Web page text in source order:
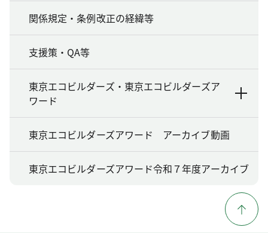
関係規定・条例改正の経緯等
支援策・QA等
東京エコビルダーズ・東京エコビルダーズア
ワード
東京エコビルダーズアワード アーカイブ動画
東京エコビルダーズアワード令和７年度アーカイブ